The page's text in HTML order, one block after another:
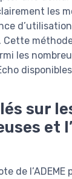
les
Cette
les
sur
et
de